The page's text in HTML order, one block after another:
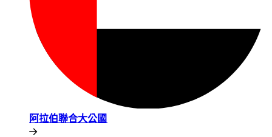
阿拉伯聯合大公國​​